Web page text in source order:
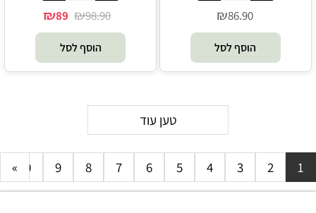
₪86.90
הוסף לסל
₪98.90
₪89
הוסף לסל
טען עוד
1
2
3
4
5
6
7
8
9
10
»